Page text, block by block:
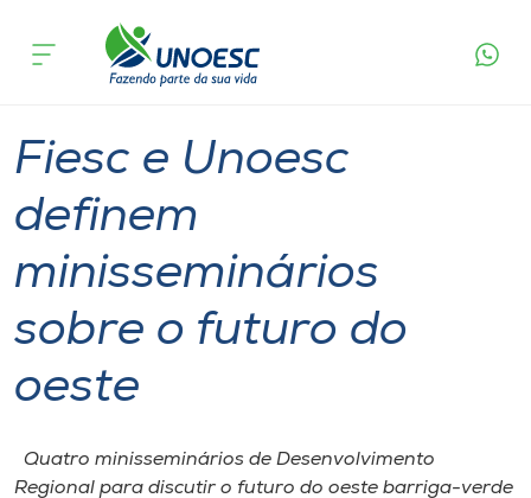
Cursos
Pesquisa
Atendimento ao Estudante
Portal de Ensino
acontece
Fiesc e Unoesc
definem
minisseminários
sobre o futuro do
oeste
Quatro minisseminários de Desenvolvimento
Regional para discutir o futuro do oeste barriga-verde